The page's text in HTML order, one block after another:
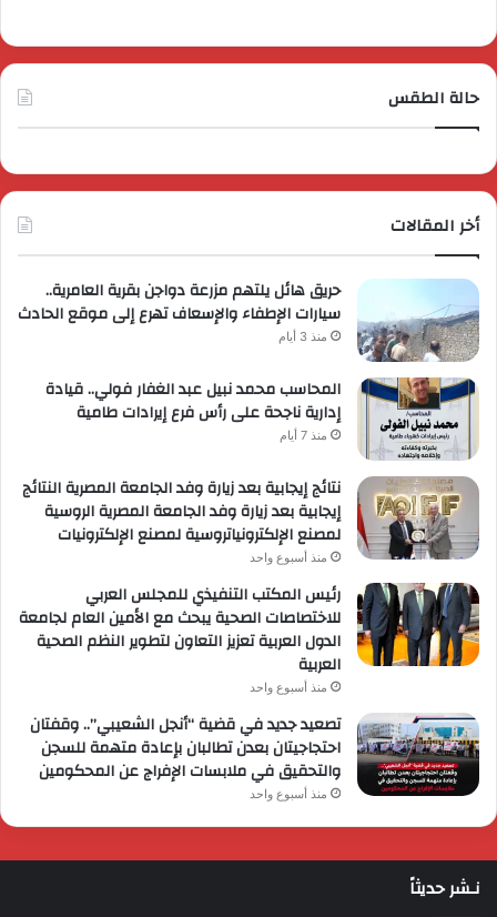
حالة الطقس
أخر المقالات
حريق هائل يلتهم مزرعة دواجن بقرية العامرية..
سيارات الإطفاء والإسعاف تهرع إلى موقع الحادث
منذ 3 أيام
المحاسب محمد نبيل عبد الغفار فولي.. قيادة
إدارية ناجحة على رأس فرع إيرادات طامية
منذ 7 أيام
نتائج إيجابية بعد زيارة وفد الجامعة المصرية النتائج
إيجابية بعد زيارة وفد الجامعة المصرية الروسية
لمصنع الإلكترونياتروسية لمصنع الإلكترونيات
منذ أسبوع واحد
رئيس المكتب التنفيذي للمجلس العربي
للاختصاصات الصحية يبحث مع الأمين العام لجامعة
الدول العربية تعزيز التعاون لتطوير النظم الصحية
العربية
منذ أسبوع واحد
تصعيد جديد في قضية “أنجل الشعيبي”.. وقفتان
احتجاجيتان بعدن تطالبان بإعادة متهمة للسجن
والتحقيق في ملابسات الإفراج عن المحكومين
منذ أسبوع واحد
نـشر حديثاً